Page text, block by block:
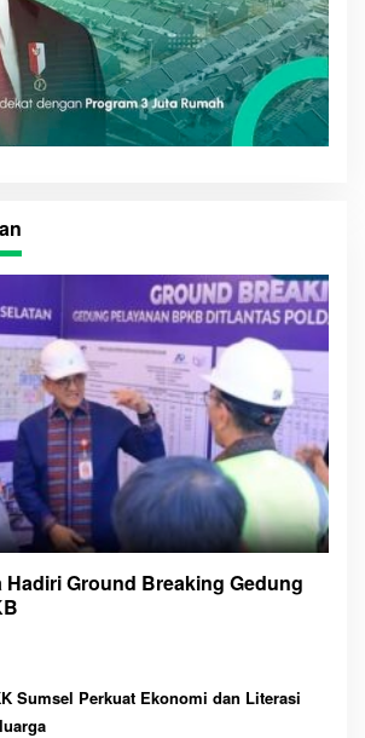
Hadiri Ground Breaking Gedung
Sumsel Perkuat Ekonomi dan Literasi